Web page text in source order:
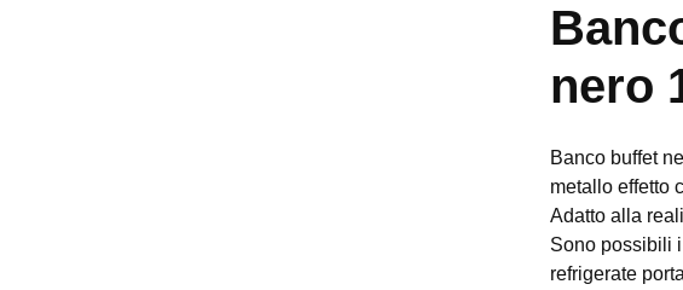
nero
Banco buffet
metallo effetto
Adatto alla
Sono possibili
refrigerate